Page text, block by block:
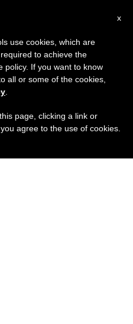
x
use cookies, which are
to achieve the
policy. If you want to know
all or some of the cookies,
page, clicking a link or
agree to the use of cookies.